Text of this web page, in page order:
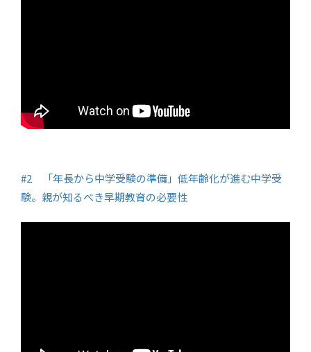
#2 「年長から中学受験の準備」低年齢化が進む中学受
験。親が知るべき早期教育の必要性